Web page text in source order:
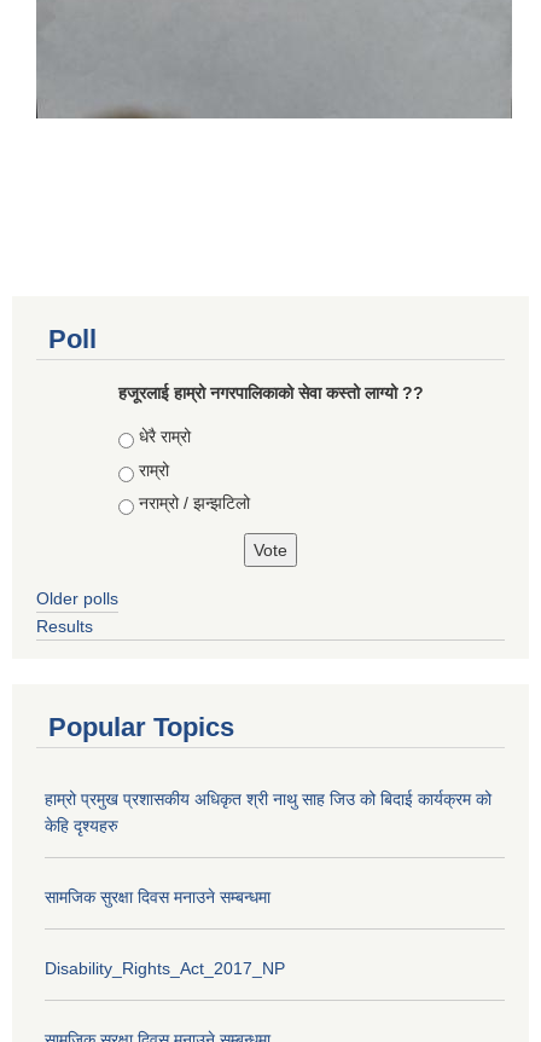
Poll
हजूरलाई हाम्रो नगरपालिकाको सेवा कस्तो लाग्यो ??
Choices
धेरै राम्रो
राम्रो
नराम्रो / झन्झटिलो
Older polls
Results
Popular Topics
हाम्रो प्रमुख प्रशासकीय अधिकृत श्री नाथु साह जिउ को बिदाई कार्यक्रम को
केहि दृश्यहरु
सामजिक सुरक्षा दिवस मनाउने सम्बन्धमा
Disability_Rights_Act_2017_NP